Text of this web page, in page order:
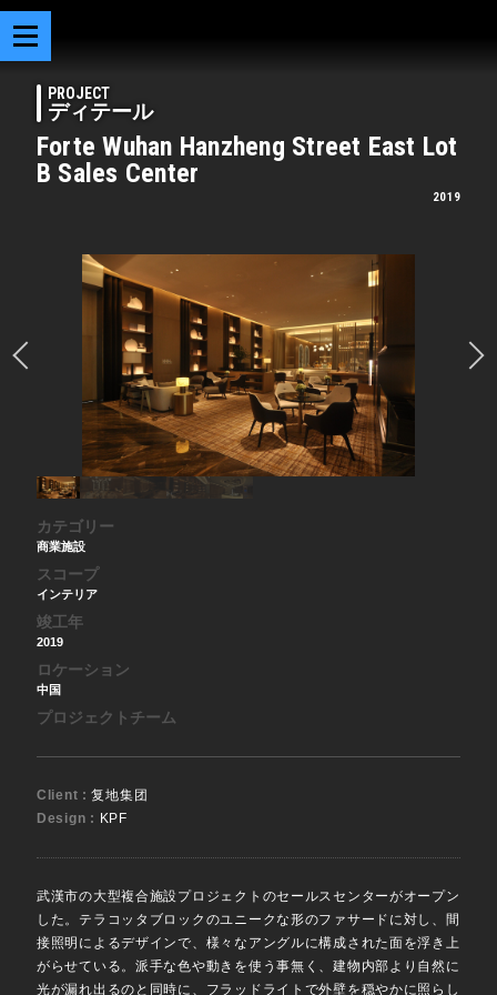
PROJECT
ディテール
Forte Wuhan Hanzheng Street East Lot
B Sales Center
2019
カテゴリー
商業施設
スコープ
インテリア
竣工年
2019
ロケーション
中国
プロジェクトチーム
Client : 复地集团
Design : KPF
武漢市の大型複合施設プロジェクトのセールスセンターがオープン
した。テラコッタブロックのユニークな形のファサードに対し、間
接照明によるデザインで、様々なアングルに構成された面を浮き上
がらせている。派手な色や動きを使う事無く、建物内部より自然に
光が漏れ出るのと同時に、フラッドライトで外壁を穏やかに照らし